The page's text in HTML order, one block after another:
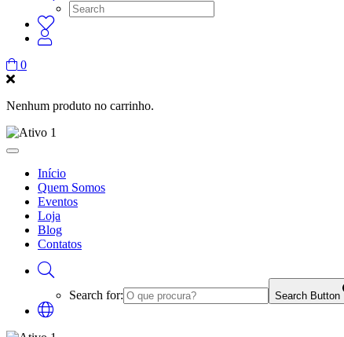
0
Nenhum produto no carrinho.
Início
Quem Somos
Eventos
Loja
Blog
Contatos
Search for: Search Button